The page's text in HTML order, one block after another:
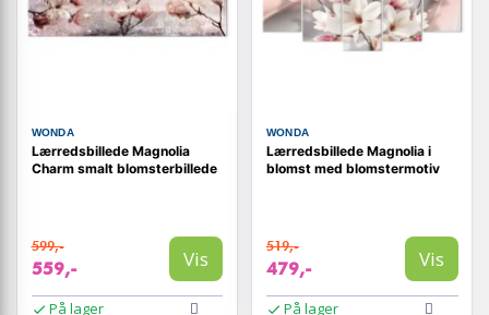
WONDA
Lærredsbillede Magnolia
Charm smalt blomsterbillede
599,-
559,- Vis
På lager
WONDA
Lærredsbillede Magnolia i
blomst med blomstermotiv
519,-
479,- Vis
På lager